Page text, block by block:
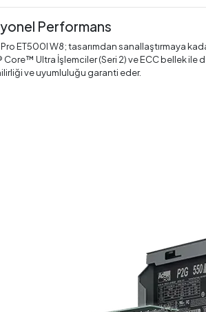
Performans
Pro ET500I W8; tasarımdan sanallaştırmaya
Ultra İşlemciler (Seri 2) ve ECC bellek ile
ve uyumluluğu garanti eder.